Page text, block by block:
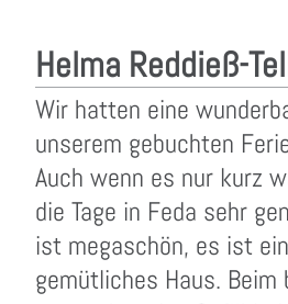
Helma Reddieß-
Wir hatten eine
unserem gebuchten
Auch wenn es nur kurz
die Tage in Feda sehr
ist megaschön, es ist
gemütliches Haus.